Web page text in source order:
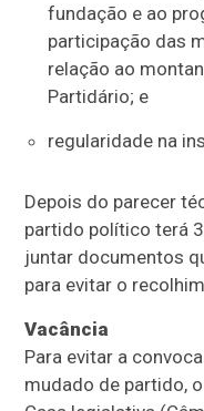
fundação e ao
participação das
relação ao
Partidário; e
regularidade na
Depois do parecer
partido político terá
juntar documentos
para evitar o
Vacância
Para evitar a
mudado de partido,